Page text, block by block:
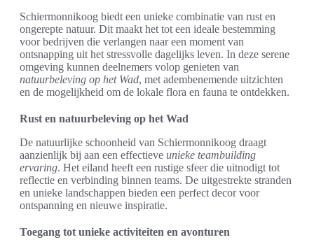
Schiermonnikoog biedt een unieke combinatie van rust en
ongerepte natuur. Dit maakt het tot een ideale bestemming
voor bedrijven die verlangen naar een moment van
ontsnapping uit het stressvolle dagelijks leven. In deze serene
omgeving kunnen deelnemers volop genieten van
natuurbeleving op het Wad, met adembenemende uitzichten
en de mogelijkheid om de lokale flora en fauna te ontdekken.
Rust en natuurbeleving op het Wad
De natuurlijke schoonheid van Schiermonnikoog draagt
aanzienlijk bij aan een effectieve unieke teambuilding
ervaring. Het eiland heeft een rustige sfeer die uitnodigt tot
reflectie en verbinding binnen teams. De uitgestrekte stranden
en unieke landschappen bieden een perfect decor voor
ontspanning en nieuwe inspiratie.
Toegang tot unieke activiteiten en avonturen